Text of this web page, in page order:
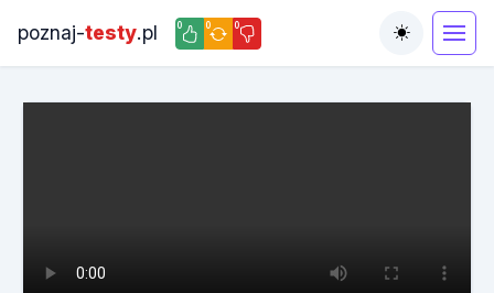
poznaj-testy.pl 0 0 0
Toggle